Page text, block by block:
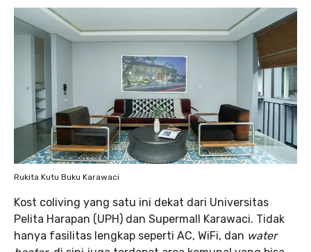
Rukita Kutu Buku Karawaci
Kost coliving yang satu ini dekat dari Universitas
Pelita Harapan (UPH) dan Supermall Karawaci. Tidak
hanya fasilitas lengkap seperti AC, WiFi, dan water